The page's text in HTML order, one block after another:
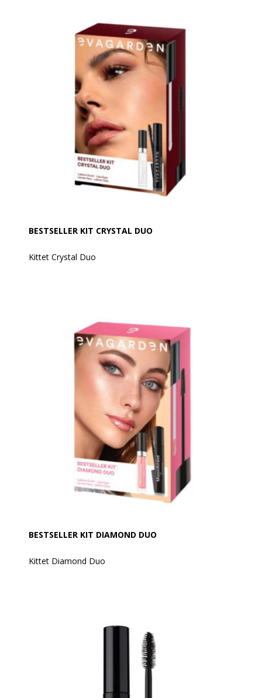
sne, hav eller swimmingpool.
Et utroligt resultat i en garanteret varighed på op til 3
Påføringen er nem og præcis takket være den tynde
børste, der efterlader vipperne godt adskilte og
definerede og dækker dem med en let og behagelig
film, der gør dem fleksible og skinnende.
For aftagning anbefales EVAGARDEN Bi-phasic
Makeup Remover.
BESTSELLER KIT CRYSTAL DUO
Kittet Crystal Duo
BESTSELLER KIT DIAMOND DUO
Kittet Diamond Duo